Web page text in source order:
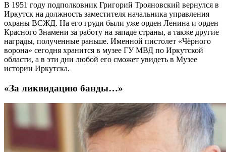
В 1951 году подполковник Григорий Трояновский вернулся в
Иркутск на должность заместителя начальника управления
охраны ВСЖД. На его груди были уже орден Ленина и орден
Красного Знамени за работу на западе страны, а также другие
награды, полученные раньше. Именной пистолет «Чёрного
ворона» сегодня хранится в музее ГУ МВД по Иркутской
области, а в эти дни любой его сможет увидеть в Музее
истории Иркутска.
«За ликвидацию банды…»